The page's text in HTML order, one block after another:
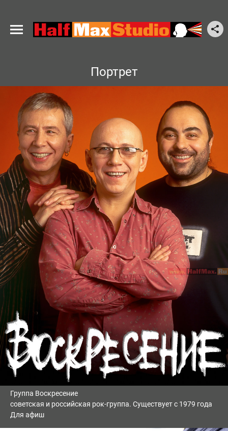
Портрет
Группа Воскресение
советская и российская рок-группа. Существует с 1979 года
Для афиш